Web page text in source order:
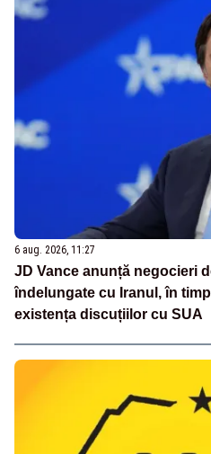
6 aug. 2026, 11:27
JD Vance anunță negocieri
îndelungate cu Iranul, în
existența discuțiilor cu SUA